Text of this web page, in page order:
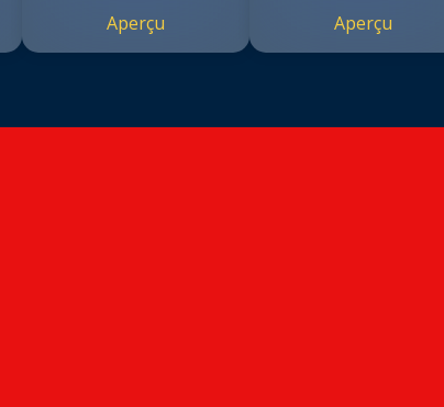
Aperçu Aperçu